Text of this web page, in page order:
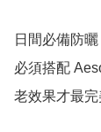
日間必備防
必須搭配
老效果才最完